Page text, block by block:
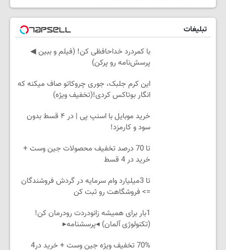
تبلیغات
با کمردرد خداحافظی کن! (فیلم و ببین ◀
پرسش‌نامه رو پرکن)
این کرم جلبک، جوری چروکاتو صاف میکنه که
انگار بوتاکس کردی!(تخفیف ویژه)
خرید موبایل با اسنپ پی | در ۴ قسط بدون
سود و کارمزد!
تا 70 درصد تخفیف محصولات جین وست +
خرید در 4 قسط
تا 3میلیارد وام سرمایه در گردش فروشندگان
=> فروشگاهت رو ثبت کن
1بار برای همیشه زانودردت رودرمان کن!
(تکنولوژی آلمان) ◂پرسشنامه▸
70% تخفیف ویژه جین وست + خرید در4